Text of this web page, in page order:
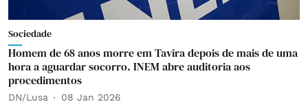
Sociedade
Homem de 68 anos morre em Tavira depois de mais de uma
hora a aguardar socorro. INEM abre auditoria aos
procedimentos
DN/Lusa 08 Jan 2026